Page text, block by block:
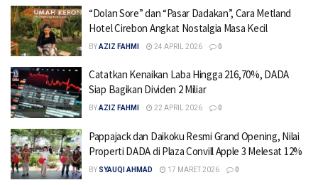
“Dolan Sore” dan “Pasar Dadakan”, Cara Metland
Hotel Cirebon Angkat Nostalgia Masa Kecil
BYAZIZ FAHMI 24 APRIL 2026 0
Catatkan Kenaikan Laba Hingga 216,70%, DADA
Siap Bagikan Dividen 2 Miliar
BYAZIZ FAHMI 22 APRIL 2026 0
Pappajack dan Daikoku Resmi Grand Opening, Nilai
Properti DADA di Plaza Convill Apple 3 Melesat 12%
BY SYAUQI AHMAD 17 MARET 2026 0